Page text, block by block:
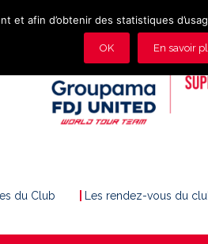
du Club Les rendez-vous du
et afin d’obtenir des statistiques
OK En savoir